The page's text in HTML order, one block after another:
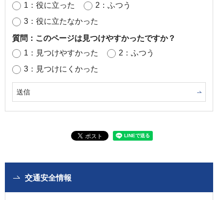
1：役に立った
2：ふつう
3：役に立たなかった
質問：このページは見つけやすかったですか？
1：見つけやすかった
2：ふつう
3：見つけにくかった
交通安全情報